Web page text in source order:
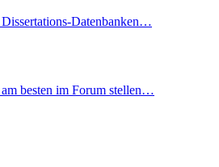
Datenbanken…
besten im Forum stellen…